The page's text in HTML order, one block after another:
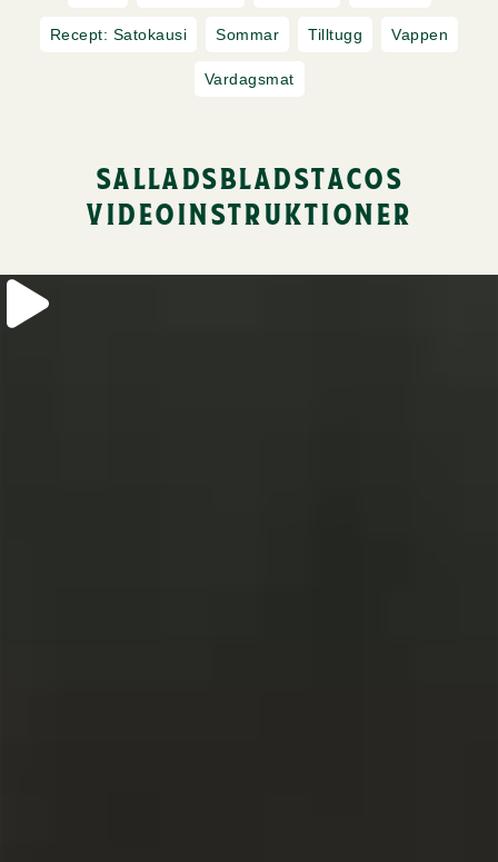
Recept: Satokausi Sommar Tilltugg Vappen
Vardagsmat
salladsbladstacos
videoinstruktioner